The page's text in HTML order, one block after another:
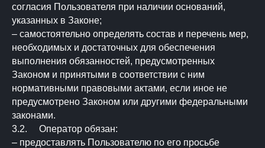
согласия Пользователя при наличии оснований,
указанных в Законе;
– самостоятельно определять состав и перечень мер,
необходимых и достаточных для обеспечения
выполнения обязанностей, предусмотренных
Законом и принятыми в соответствии с ним
нормативными правовыми актами, если иное не
предусмотрено Законом или другими федеральными
законами.
3.2. Оператор обязан:
– предоставлять Пользователю по его просьбе